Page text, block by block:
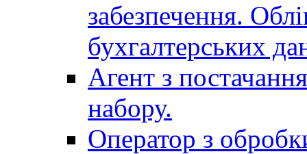
забезпечення.
бухгалтерських
Агент з
набору.
Оператор з